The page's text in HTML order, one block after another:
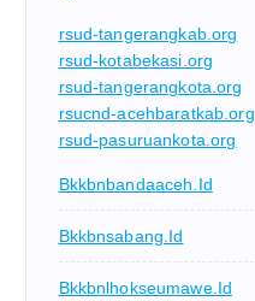
rsud-tangerangkab.org
rsud-kotabekasi.org
rsud-tangerangkota.org
rsucnd-acehbaratkab.org
rsud-pasuruankota.org
Bkkbnbandaaceh.id
Bkkbnsabang.id
Bkkbnlhokseumawe.id